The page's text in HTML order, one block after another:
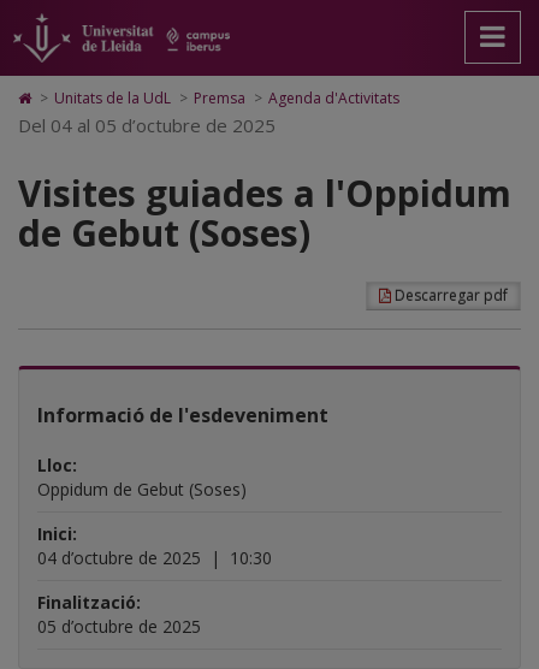
Visites
guiades
a
l'Oppidum
de
Gebut
(Soses)
pàgina
principal.
Universitat
Lleida
contingut
principal
Mapa
Web.
Universitat
Cerca
Accessibilitat.
Universitat
Lleida
Icono
de
Home
ir
a
la
página
> Unitats de la UdL > Premsa > Agenda d'Activitats
Del 04 al 05 d’octubre de 2025
Visites guiades a l'Oppidum
de Gebut (Soses)
Descarregar pdf
Informació de l'esdeveniment
Lloc:
Oppidum de Gebut (Soses)
Inici:
04 d’octubre de 2025
| 10:30
Finalització:
05 d’octubre de 2025